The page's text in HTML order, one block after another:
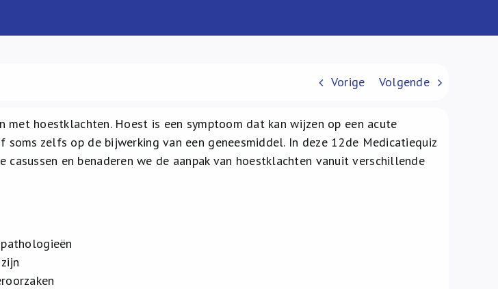
Vorige Volgende
met hoestklachten. Hoest is een symptoom dat kan wijzen op een acute
soms zelfs op de bijwerking van een geneesmiddel. In deze 12de Medicatiequiz
en benaderen we de aanpak van hoestklachten vanuit verschillende